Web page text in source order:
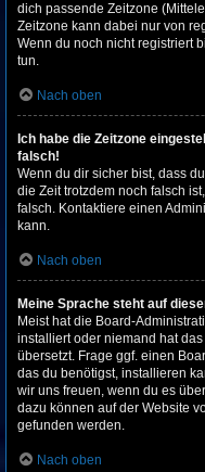
dich passende Zeitzone
Zeitzone kann dabei nur von
Wenn du noch nicht registriert
tun.
Nach oben
Ich habe die Zeitzone
falsch!
Wenn du dir sicher bist, dass
die Zeit trotzdem noch falsch
falsch. Kontaktiere einen
kann.
Nach oben
Meine Sprache steht auf
Meist hat die Board-
installiert oder niemand hat
übersetzt. Frage ggf. einen
das du benötigst, installieren
wir uns freuen, wenn du es
dazu können auf der Website
gefunden werden.
Nach oben